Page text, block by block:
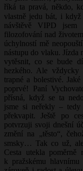
říká ta pravá, někdo,
vlastně jedu bát, i
návštěvě VIPD
filozofování nad
úchylností mě
nástupu do vlaku. Jízda
vytěsnit, co se bude
hezkého. Ale vždycky
trapné a bolestivé.
poprvé! Paní
přísná, když se ta
jsme si neřekly –
překvapit. Ještě po
potvrzuji svoji dnešní
změní na „těsto“,
smsky… Tak co už,
Cesta utekla
k pražskému